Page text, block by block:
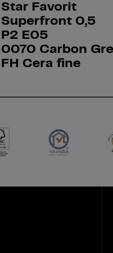
Star Favorit
Superfront 0,5
P2 E05
0070 Carbon
FH Cera fine